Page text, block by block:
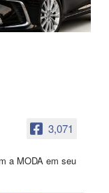
3,071
a MODA em seu